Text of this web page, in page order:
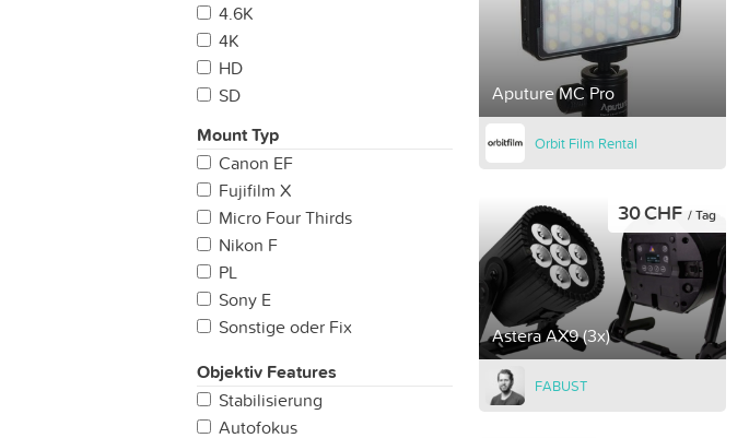
4.6K
4K
HD
SD
Mount Typ
Canon EF
Fujifilm X
Micro Four Thirds
Nikon F
PL
Sony E
Sonstige oder Fix
Leica M
Sony A
Objektiv Features
Stabilisierung
Autofokus
Aputure MC Pro
Orbit Film Rental
Astera AX9 (3x)
30 CHF / Tag
FABUST